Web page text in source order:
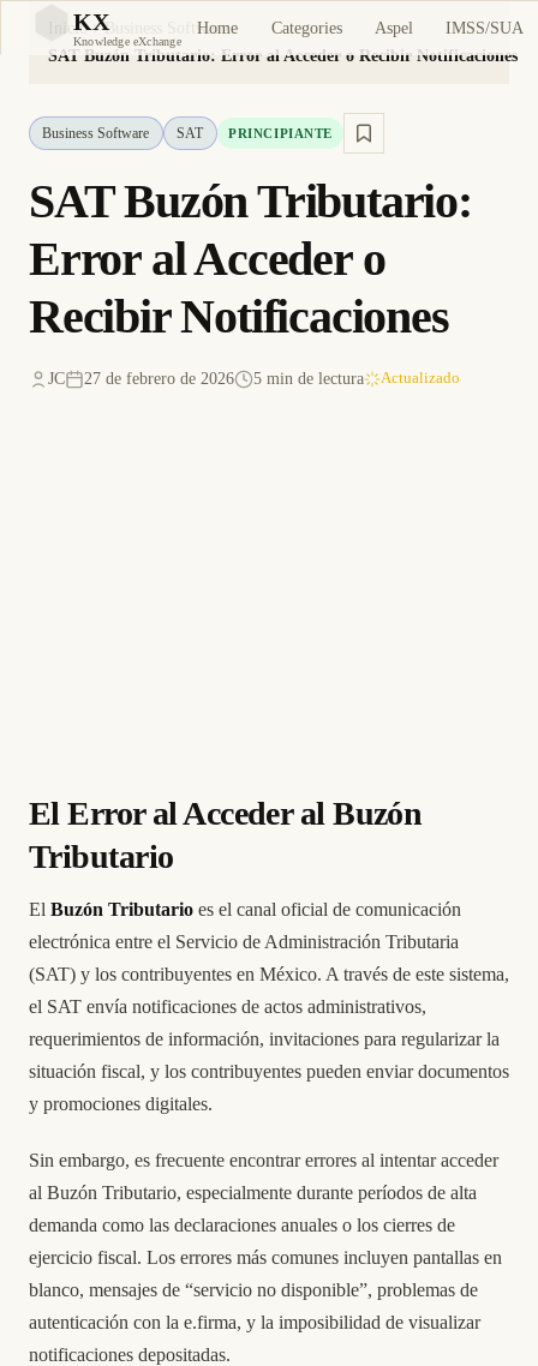
KX
Knowledge eXchange
Home Categories Aspel IMSS/SUA
Inicio
Business Software
SAT Buzón Tributario: Error al Acceder o Recibir Notificaciones
Business Software SAT PRINCIPIANTE
SAT Buzón Tributario:
Error al Acceder o
Recibir Notificaciones
JC 27 de febrero de 2026 5 min de lectura Actualizado
El Error al Acceder al Buzón
Tributario
El Buzón Tributario es el canal oficial de comunicación
electrónica entre el Servicio de Administración Tributaria
(SAT) y los contribuyentes en México. A través de este sistema,
el SAT envía notificaciones de actos administrativos,
requerimientos de información, invitaciones para regularizar la
situación fiscal, y los contribuyentes pueden enviar documentos
y promociones digitales.
Sin embargo, es frecuente encontrar errores al intentar acceder
al Buzón Tributario, especialmente durante períodos de alta
demanda como las declaraciones anuales o los cierres de
ejercicio fiscal. Los errores más comunes incluyen pantallas en
blanco, mensajes de “servicio no disponible”, problemas de
autenticación con la e.firma, y la imposibilidad de visualizar
notificaciones depositadas.